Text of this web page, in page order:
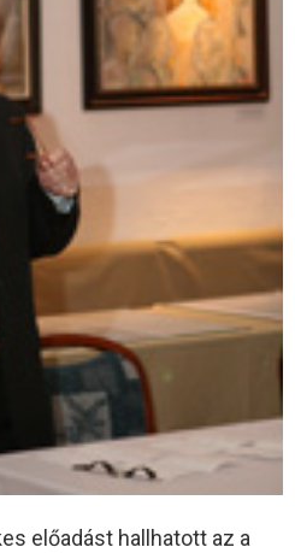
előadást hallhatott az a